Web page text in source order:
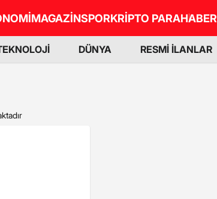
MAGAZİNSPORKRİPTO PARAHABER
DÜNYA RESMİ İLANLAR